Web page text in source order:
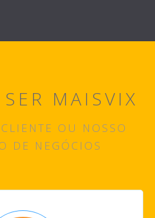
MAISVIX
OU NOSSO
DE NEGÓCIOS